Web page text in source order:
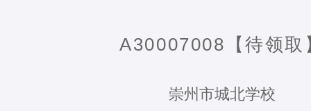
A30007008【待领取
崇州市城北学校